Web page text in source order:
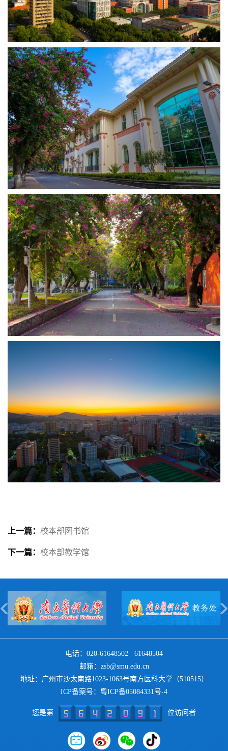
上一篇： 校本部图书馆
下一篇： 校本部教学馆
电话：020-61648502 61648504
邮箱：zsb@smu.edu.cn
地址：广州市沙太南路1023-1063号南方医科大学（510515）
ICP备案号： 粤ICP备05084331号-4
您是第 位访问者